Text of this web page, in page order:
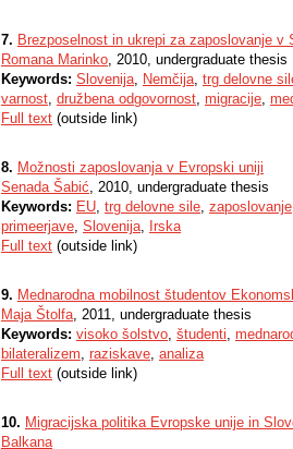
7. Brezposelnost in ukrepi za zaposlovanje v
Romana Marinko, 2010, undergraduate thesis
Keywords: Slovenija, Nemčija, trg delovne
varnost, družbena odgovornost, migracije,
Full text (outside link)
8. Možnosti zaposlovanja v Evropski uniji
Senada Šabić, 2010, undergraduate thesis
Keywords: EU, trg delovne sile, zaposlovanje
primeerjave, Slovenija, Irska
Full text (outside link)
9. Mednarodna mobilnost študentov
Maja Štolfa, 2011, undergraduate thesis
Keywords: visoko šolstvo, študenti,
bilateralizem, raziskave, analiza
Full text (outside link)
10. Migracijska politika Evropske unije in
Balkana